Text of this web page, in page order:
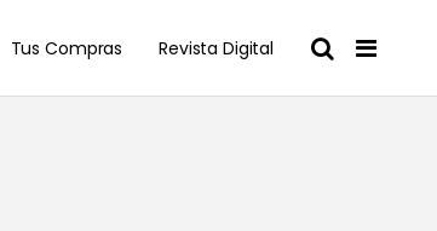
Tus Compras Revista Digital